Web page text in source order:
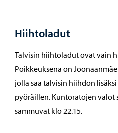
Hiihtoladut
Talvisin hiihtoladut ovat vain
Poikkeuksena on
jolla saa talvisin hiihdon
pyöräillen. Kuntoratojen valot
sammuvat klo 22.15.